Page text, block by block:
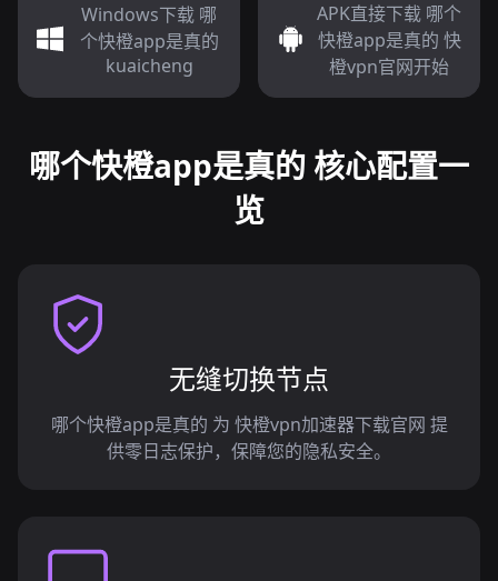
Windows下载 哪
个快橙app是真的
kuaicheng
APK直接下载 哪个
快橙app是真的 快
橙vpn官网开始
哪个快橙app是真的 核心配置一
览
无缝切换节点
哪个快橙app是真的 为 快橙vpn加速器下载官网 提
供零日志保护，保障您的隐私安全。